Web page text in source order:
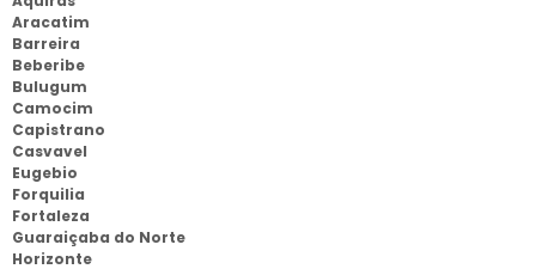
Aracatim
Barreira
Beberibe
Bulugum
Camocim
Capistrano
Casvavel
Eugebio
Forquilia
Fortaleza
Guaraiçaba do Norte
Horizonte